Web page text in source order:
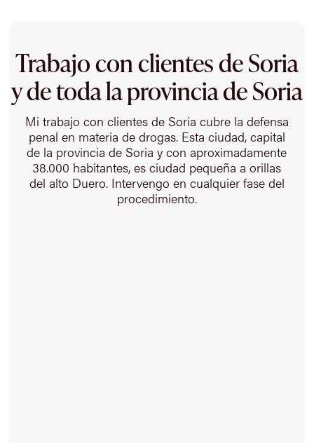
Trabajo con clientes de Soria
y de toda la provincia de Soria
Mi trabajo con clientes de Soria cubre la defensa
penal en materia de drogas. Esta ciudad, capital
de la provincia de Soria y con aproximadamente
38.000 habitantes, es ciudad pequeña a orillas
del alto Duero. Intervengo en cualquier fase del
procedimiento.